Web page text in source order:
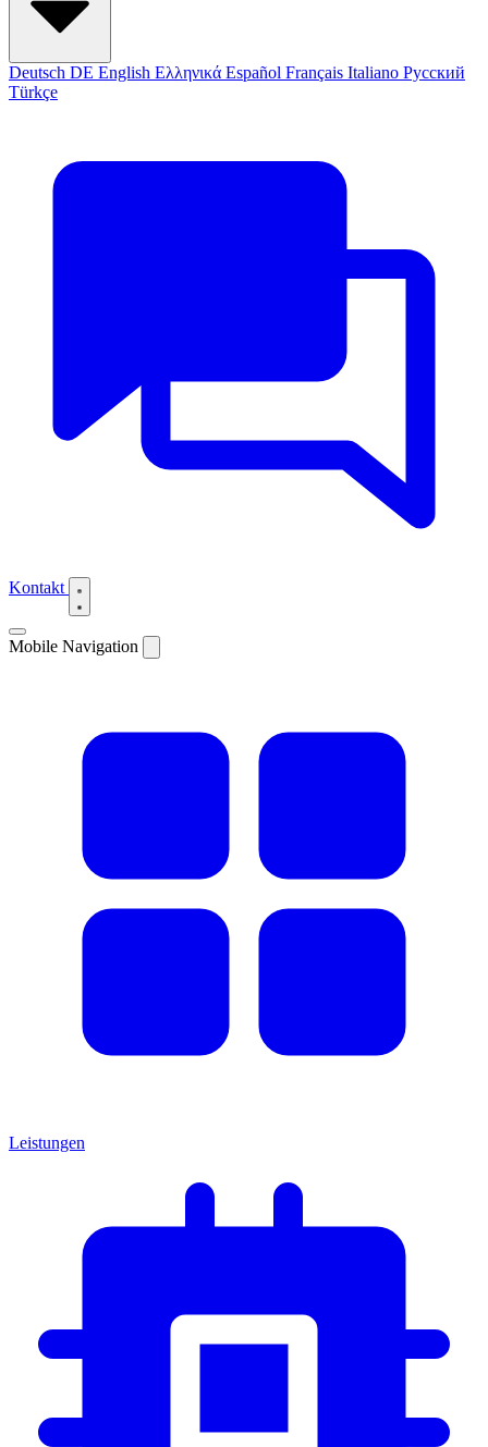
Deutsch DE English Ελληνικά Español Français Italiano Русский
Türkçe
Kontakt
Mobile Navigation
Leistungen